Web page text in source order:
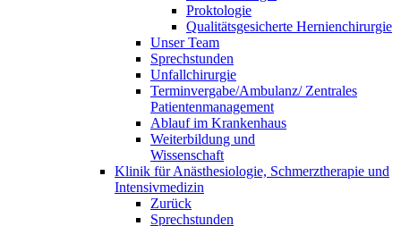
Proktologie
Qualitätsgesicherte Hernienchirurgie
Unser Team
Sprechstunden
Unfallchirurgie
Terminvergabe/Ambulanz/ Zentrales
Patientenmanagement
Ablauf im Krankenhaus
Weiterbildung und
Wissenschaft
Klinik für Anästhesiologie, Schmerztherapie und
Intensivmedizin
Zurück
Sprechstunden